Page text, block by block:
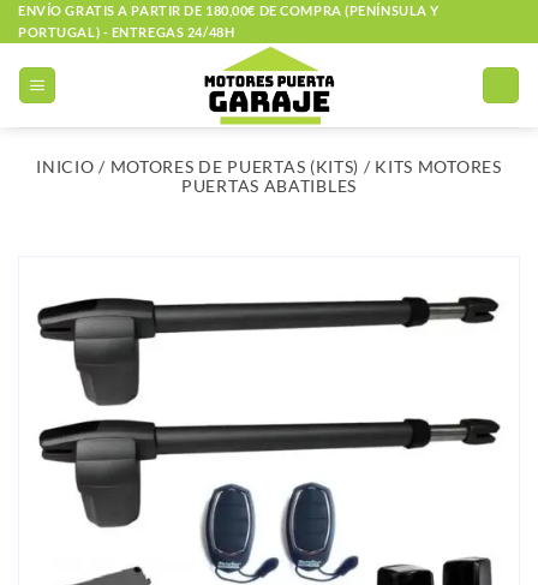
Saltar
al
contenido
ENVÍO GRATIS A PARTIR DE 180,00€ DE COMPRA (PENÍNSULA Y
PORTUGAL) - ENTREGAS 24/48H
INICIO / MOTORES DE PUERTAS (KITS) / KITS MOTORES
PUERTAS ABATIBLES